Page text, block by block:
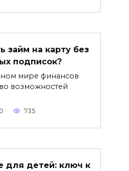
займ на карту без
подписок?
мире финансов
возможностей
0 735
для детей: ключ к